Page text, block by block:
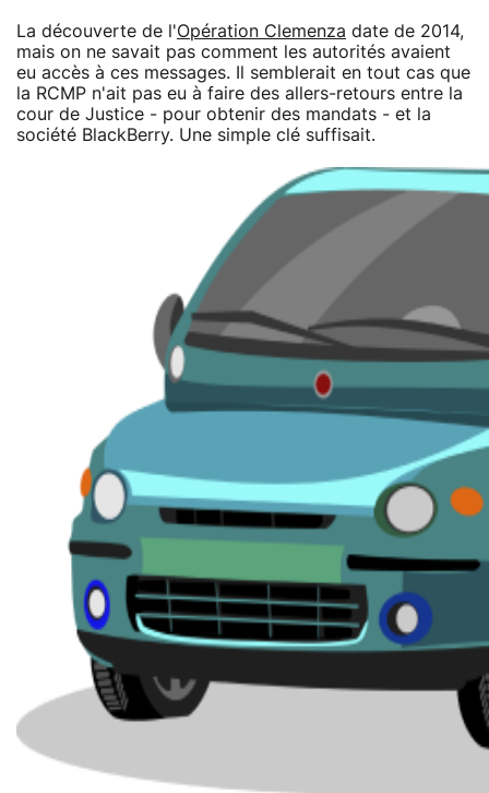
La découverte de l'Opération Clemenza date de 2014,
mais on ne savait pas comment les autorités avaient
eu accès à ces messages. Il semblerait en tout cas que
la RCMP n'ait pas eu à faire des allers-retours entre la
cour de Justice - pour obtenir des mandats - et la
société BlackBerry. Une simple clé suffisait.